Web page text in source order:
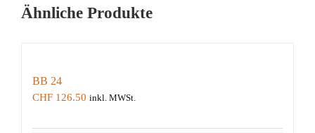
Ähnliche Produkte
BB 24
CHF 126.50 inkl. MWSt.